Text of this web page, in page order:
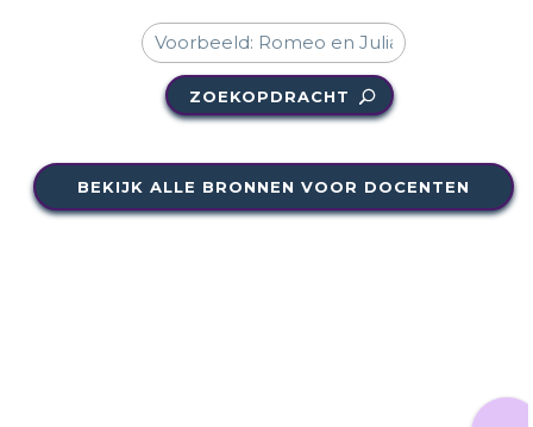
ZOEKOPDRACHT
BEKIJK ALLE BRONNEN VOOR DOCENTEN